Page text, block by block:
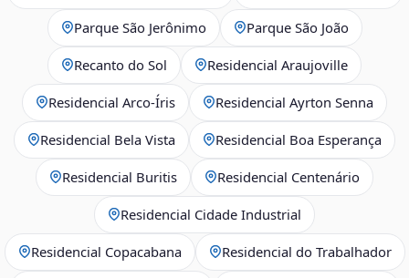
Parque São Jerônimo Parque São João
Recanto do Sol Residencial Araujoville
Residencial Arco‑Íris Residencial Ayrton Senna
Residencial Bela Vista Residencial Boa Esperança
Residencial Buritis Residencial Centenário
Residencial Cidade Industrial
Residencial Copacabana Residencial do Trabalhador